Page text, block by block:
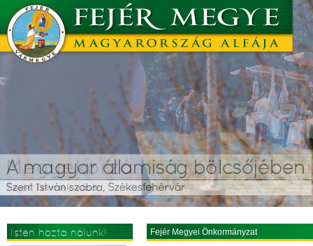
Isten hozta nálunk! Fejér Megyei Önkormányzat